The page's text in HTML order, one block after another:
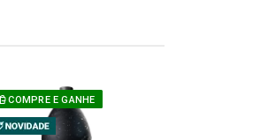
COMPRE E GANHE